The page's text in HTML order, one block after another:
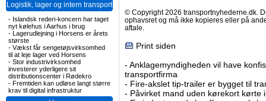
Logistik, lager og intern transport
- Islandsk rederi-koncern har taget
nyt kølehus i Aarhus i brug
- Lagerudlejning i Horsens er årets
største
- Vækst får sengetøjsvirksomhed
til at leje lager ved Horsens
- Stor industrivirksomhed
investerer yderligere sit
distributionscenter i Rødekro
- Fremtiden kan udløse langt større
krav til digital infrastruktur
© Copyright 2026 transportnyhederne.dk.
ophavsret og må ikke kopieres eller på
aftale.
Print siden
- Anklagemyndigheden vil have
transportfirma
- Fire-akslet tip-trailer er bygget til
- Påvirket mand uden kørekort kørte